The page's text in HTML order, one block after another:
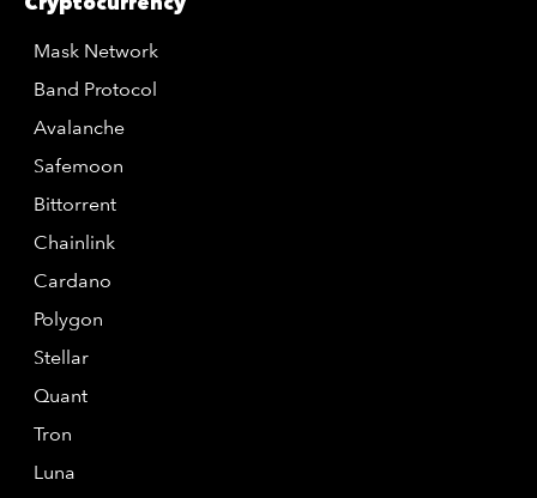
Mask Network
Band Protocol
Avalanche
Safemoon
Bittorrent
Chainlink
Cardano
Polygon
Stellar
Quant
Tron
Luna